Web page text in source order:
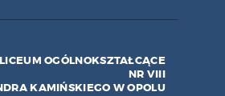
OGÓLNOKSZTAŁCĄCE
NR VIII
KAMIŃSKIEGO W OPOLU